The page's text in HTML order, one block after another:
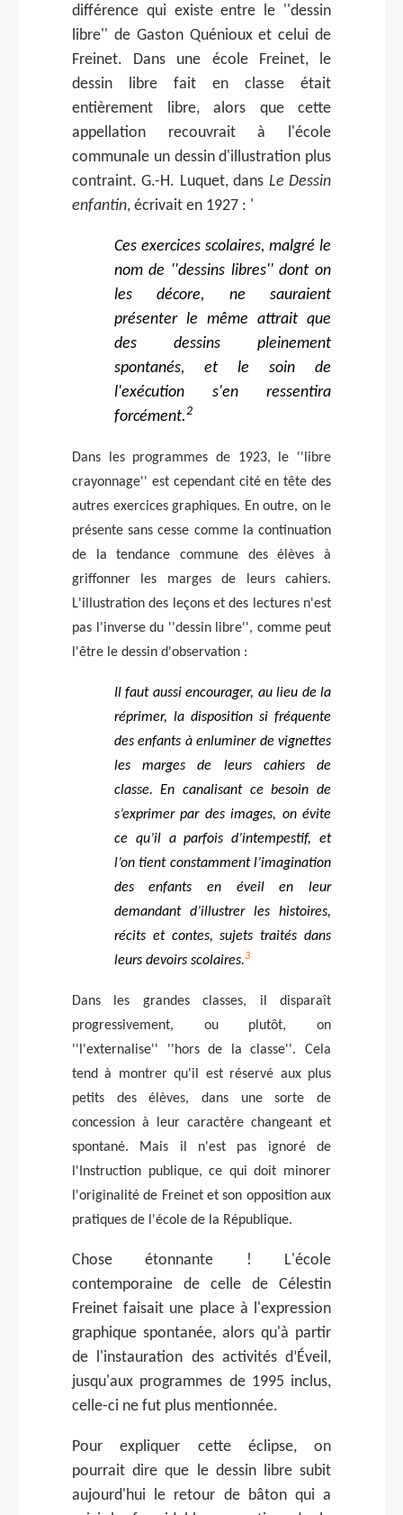
différence qui existe entre le ''dessin
libre'' de Gaston Quénioux et celui de
Freinet. Dans une école Freinet, le
dessin libre fait en classe était
entièrement libre, alors que cette
appellation recouvrait à l'école
communale un dessin d'illustration plus
contraint. G.-H. Luquet, dans Le Dessin
enfantin, écrivait en 1927 : '
Ces exercices scolaires, malgré le
nom de ''dessins libres'' dont on
les décore, ne sauraient
présenter le même attrait que
des dessins pleinement
spontanés, et le soin de
l'exécution s'en ressentira
forcément.2
Dans les programmes de 1923, le ''libre
crayonnage'' est cependant cité en tête des
autres exercices graphiques. En outre, on le
présente sans cesse comme la continuation
de la tendance commune des élèves à
griffonner les marges de leurs cahiers.
L'illustration des leçons et des lectures n'est
pas l'inverse du ''dessin libre'', comme peut
l'être le dessin d'observation :
Il faut aussi encourager, au lieu de la
réprimer, la disposition si fréquente
des enfants à enluminer de vignettes
les marges de leurs cahiers de
classe. En canalisant ce besoin de
s’exprimer par des images, on évite
ce qu’il a parfois d’intempestif, et
l’on tient constamment l’imagination
des enfants en éveil en leur
demandant d’illustrer les histoires,
récits et contes, sujets traités dans
leurs devoirs scolaires.3
Dans les grandes classes, il disparaît
progressivement, ou plutôt, on
''l'externalise'' ''hors de la classe''. Cela
tend à montrer qu'il est réservé aux plus
petits des élèves, dans une sorte de
concession à leur caractère changeant et
spontané. Mais il n'est pas ignoré de
l'Instruction publique, ce qui doit minorer
l'originalité de Freinet et son opposition aux
pratiques de l'école de la République.
Chose étonnante ! L'école
contemporaine de celle de Célestin
Freinet faisait une place à l'expression
graphique spontanée, alors qu'à partir
de l'instauration des activités d’Éveil,
jusqu'aux programmes de 1995 inclus,
celle-ci ne fut plus mentionnée.
Pour expliquer cette éclipse, on
pourrait dire que le dessin libre subit
aujourd'hui le retour de bâton qui a